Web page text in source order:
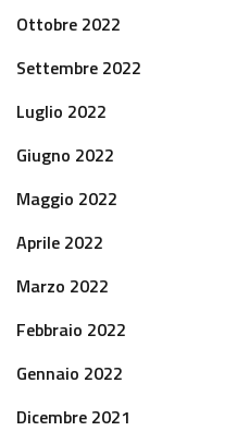
Ottobre 2022
Settembre 2022
Luglio 2022
Giugno 2022
Maggio 2022
Aprile 2022
Marzo 2022
Febbraio 2022
Gennaio 2022
Dicembre 2021